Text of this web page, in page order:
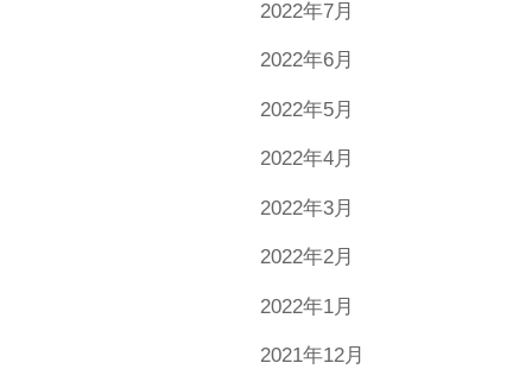
2022年7月
2022年6月
2022年5月
2022年4月
2022年3月
2022年2月
2022年1月
2021年12月